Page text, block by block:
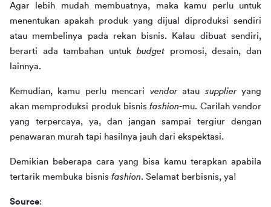
Agar lebih mudah membuatnya, maka kamu perlu untuk
menentukan apakah produk yang dijual diproduksi sendiri
atau membelinya pada rekan bisnis. Kalau dibuat sendiri,
berarti ada tambahan untuk budget promosi, desain, dan
lainnya.
Kemudian, kamu perlu mencari vendor atau supplier yang
akan memproduksi produk bisnis fashion-mu. Carilah vendor
yang terpercaya, ya, dan jangan sampai tergiur dengan
penawaran murah tapi hasilnya jauh dari ekspektasi.
Demikian beberapa cara yang bisa kamu terapkan apabila
tertarik membuka bisnis fashion. Selamat berbisnis, ya!
Source: